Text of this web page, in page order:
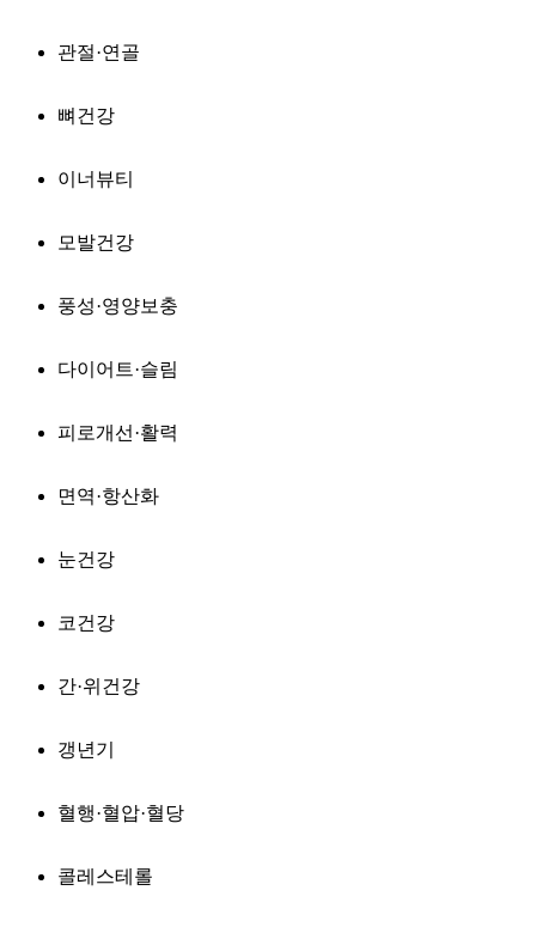
관절·연골
뼈건강
이너뷰티
모발건강
풍성·영양보충
다이어트·슬림
피로개선·활력
면역·항산화
눈건강
코건강
간·위건강
갱년기
혈행·혈압·혈당
콜레스테롤